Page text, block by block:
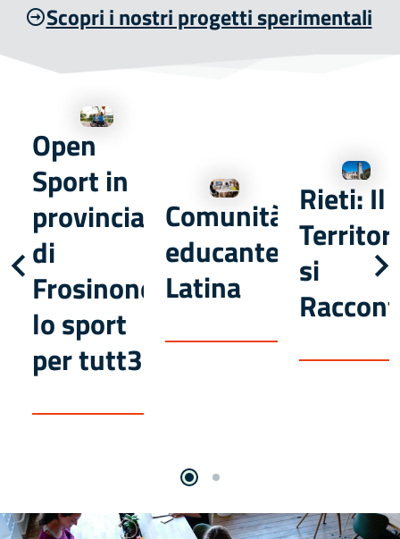
Scopri i nostri progetti sperimentali
Open
Sport in
provincia
di
Frosinone:
lo sport
per tutt3
Comunità
educante
Latina
Rieti: Il
si
Slider precedenti